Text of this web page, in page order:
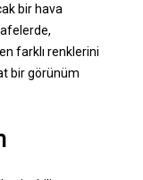
bir hava
farklı renklerini
bir görünüm